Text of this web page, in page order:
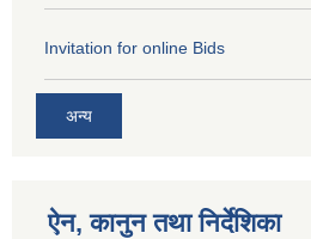
Invitation for online Bids
अन्य
ऐन, कानुन तथा निर्देशिका